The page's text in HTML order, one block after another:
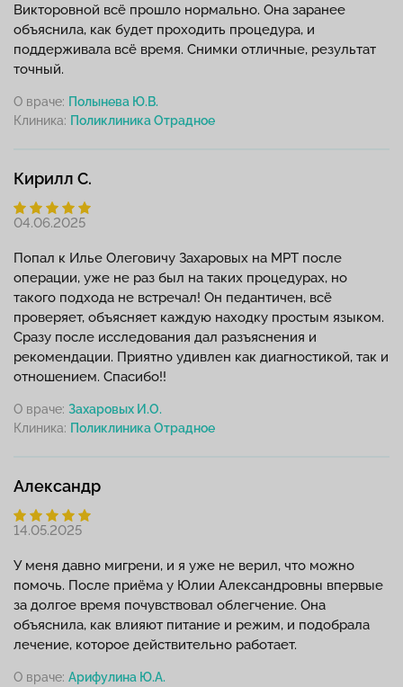
Викторовной всё прошло нормально. Она заранее
объяснила, как будет проходить процедура, и
поддерживала всё время. Снимки отличные, результат
точный.
О враче: Полынева Ю.В.
Клиника:
Кирилл С.
04.06.2025
Попал к Илье Олеговичу Захаровых на МРТ после
операции, уже не раз был на таких процедурах, но
такого подхода не встречал! Он педантичен, всё
проверяет, объясняет каждую находку простым языком.
Сразу после исследования дал разъяснения и
рекомендации. Приятно удивлен как диагностикой, так и
отношением. Спасибо!!
О враче: Захаровых И.О.
Клиника:
Александр
14.05.2025
У меня давно мигрени, и я уже не верил, что можно
помочь. После приёма у Юлии Александровны впервые
за долгое время почувствовал облегчение. Она
объяснила, как влияют питание и режим, и подобрала
лечение, которое действительно работает.
О враче: Арифулина Ю.А.